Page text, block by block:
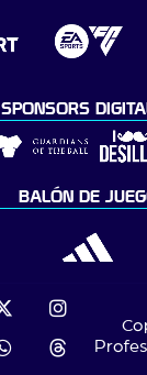
SPONSORS
BALÓN DE